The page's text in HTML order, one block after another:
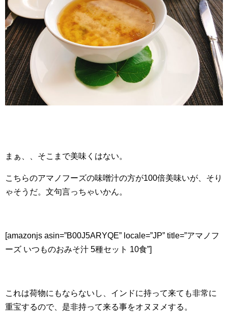
まぁ、、そこまで美味くはない。
こちらのアマノフーズの味噌汁の方が100倍美味いが、そり
ゃそうだ。文句言っちゃいかん。
[amazonjs asin=”B00J5ARYQE” locale=”JP” title=”アマノフ
ーズ いつものおみそ汁 5種セット 10食”]
これは荷物にもならないし、インドに持って来ても非常に
重宝するので、是非持って来る事をオヌヌメする。